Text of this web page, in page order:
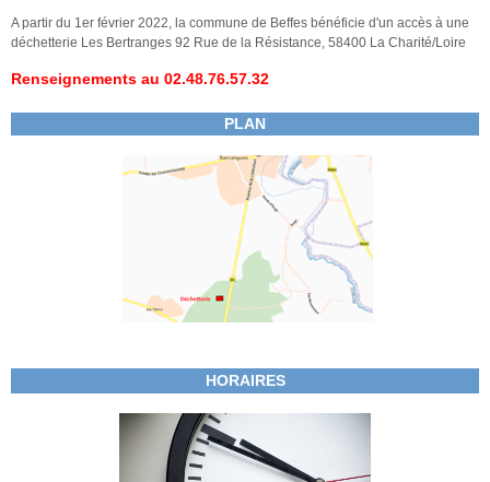
A partir du 1er février 2022, la commune de Beffes bénéficie d'un accès à une
déchetterie Les Bertranges 92 Rue de la Résistance, 58400 La Charité/Loire
Renseignements au 02.48.76.57.32
PLAN
HORAIRES